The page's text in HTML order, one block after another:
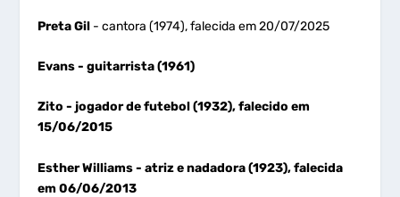
Preta Gil - cantora (1974), falecida em 20/07/2025
Evans- guitarrista (1961)
Zito- jogador de futebol (1932), falecido em
15/06/2015
Esther Williams- atriz e nadadora (1923), falecida
em 06/06/2013